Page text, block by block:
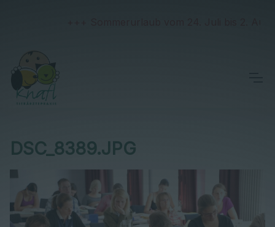
DSC_8389.JPG